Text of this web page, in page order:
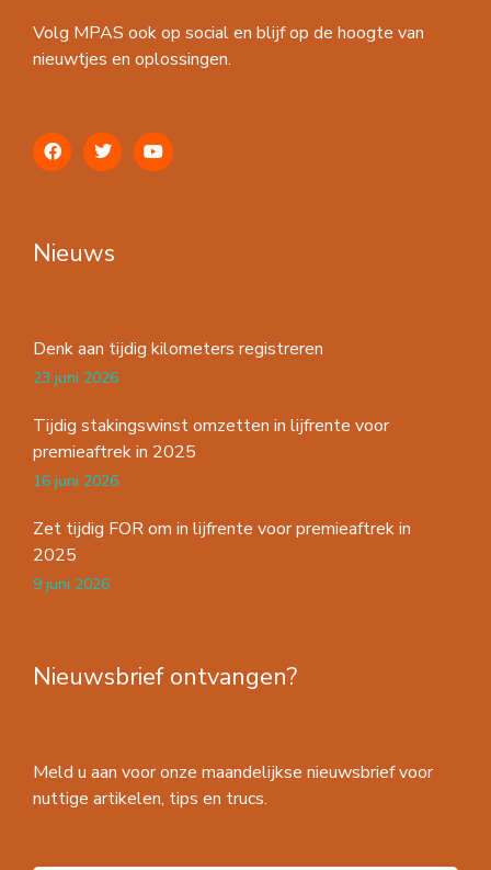
Volg MPAS ook op social en blijf op de hoogte van
nieuwtjes en oplossingen.
Nieuws
Denk aan tijdig kilometers registreren
23 juni 2026
Tijdig stakingswinst omzetten in lijfrente voor
premieaftrek in 2025
16 juni 2026
Zet tijdig FOR om in lijfrente voor premieaftrek in
2025
9 juni 2026
Nieuwsbrief ontvangen?
Meld u aan voor onze maandelijkse nieuwsbrief voor
nuttige artikelen, tips en trucs.